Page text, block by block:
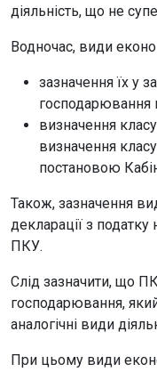
діяльність, що не
Водночас, види
зазначення їх у
господарювання
визначення
визначення
постановою
Також, зазначення
декларації з
ПКУ.
Слід зазначити, що
господарювання,
аналогічні види
При цьому види